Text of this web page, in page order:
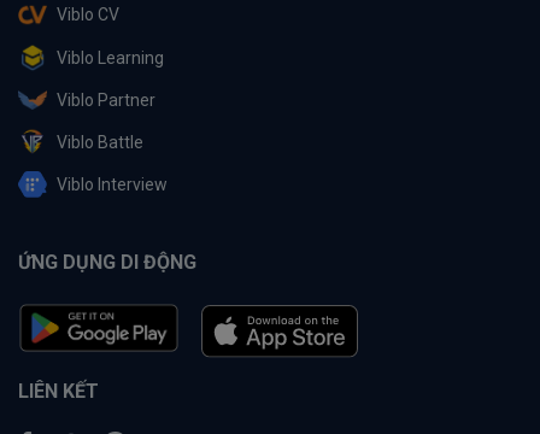
Viblo CV
Viblo Learning
Viblo Partner
Viblo Battle
Viblo Interview
ỨNG DỤNG DI ĐỘNG
LIÊN KẾT